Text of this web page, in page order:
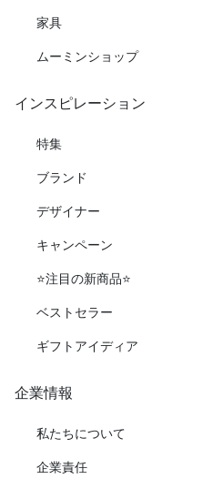
家具
ムーミンショップ
インスピレーション
特集
ブランド
デザイナー
キャンペーン
⭐️注目の新商品⭐️
ベストセラー
ギフトアイディア
企業情報
私たちについて
企業責任